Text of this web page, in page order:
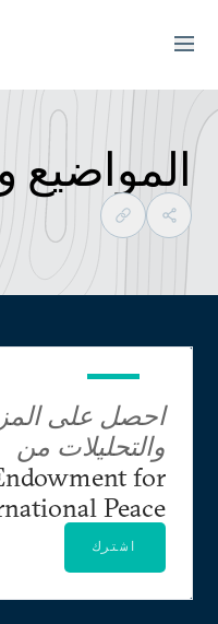
المواضيع
احصل على
والتحليلات من
for
Peace
اشترك